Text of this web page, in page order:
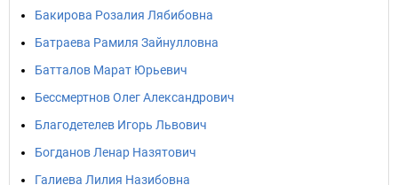
Бакирова Розалия Лябибовна
Батраева Рамиля Зайнулловна
Батталов Марат Юрьевич
Бессмертнов Олег Александрович
Благодетелев Игорь Львович
Богданов Ленар Назятович
Галиева Лилия Назибовна